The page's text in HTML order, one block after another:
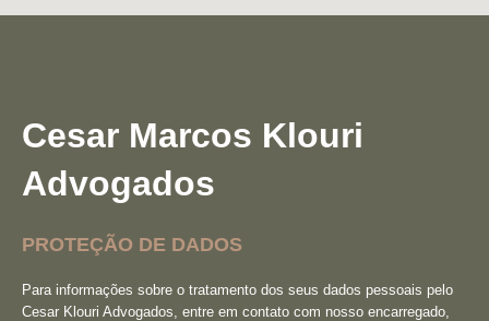
Cesar Marcos Klouri
Advogados
PROTEÇÃO DE DADOS
Para informações sobre o tratamento dos seus dados pessoais pelo
Cesar Klouri Advogados, entre em contato com nosso encarregado,